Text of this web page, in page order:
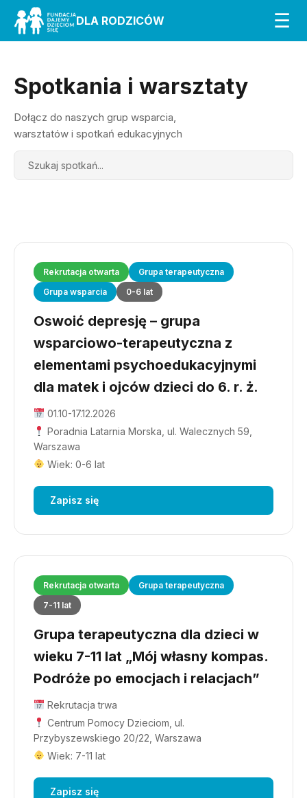
DLA RODZICÓW ☰
Spotkania i warsztaty
Dołącz do naszych grup wsparcia,
warsztatów i spotkań edukacyjnych
Search
Rekrutacja otwarta
Grupa terapeutyczna
Grupa wsparcia
0-6 lat
Oswoić depresję – grupa
wsparciowo-terapeutyczna z
elementami psychoedukacyjnymi
dla matek i ojców dzieci do 6. r. ż.
01.10-17.12.2026
Poradnia Latarnia Morska, ul. Walecznych 59,
Warszawa
Wiek: 0-6 lat
Zapisz się
Rekrutacja otwarta
Grupa terapeutyczna
7-11 lat
Grupa terapeutyczna dla dzieci w
wieku 7-11 lat „Mój własny kompas.
Podróże po emocjach i relacjach”
Rekrutacja trwa
Centrum Pomocy Dzieciom, ul.
Przybyszewskiego 20/22, Warszawa
Wiek: 7-11 lat
Zapisz się